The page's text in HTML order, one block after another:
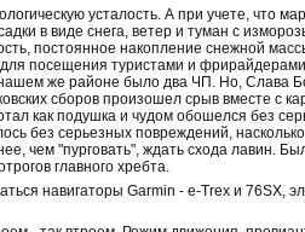
усталость. А при учете, что
в виде снега, ветер и туман с
постоянное накопление снежной
посещения туристами и
же районе было два ЧП. Но, Слава
сборов произошел срыв вместе с
как подушка и чудом обошелся без
без серьезных повреждений,
чем "пурговать", ждать схода лавин.
главного хребта.
навигаторы Garmin - e-Trex и 76SX,